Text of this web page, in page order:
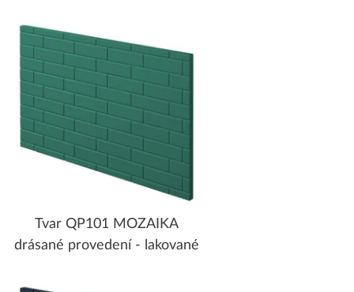
Tvar QP101 MOZAIKA
drásané provedení - lakované